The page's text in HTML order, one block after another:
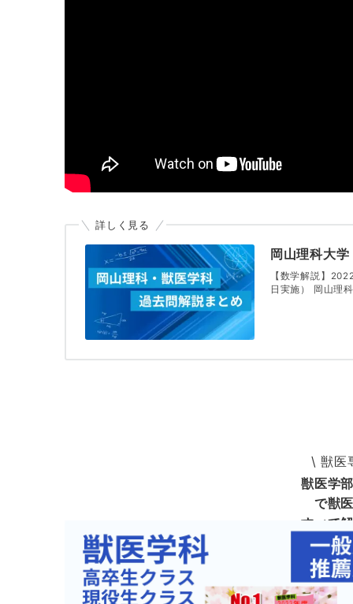
詳しく見る
岡山理科大
【数学解説】
日実施） 岡山理
\ 獣医
獣医学
で獣
すべて